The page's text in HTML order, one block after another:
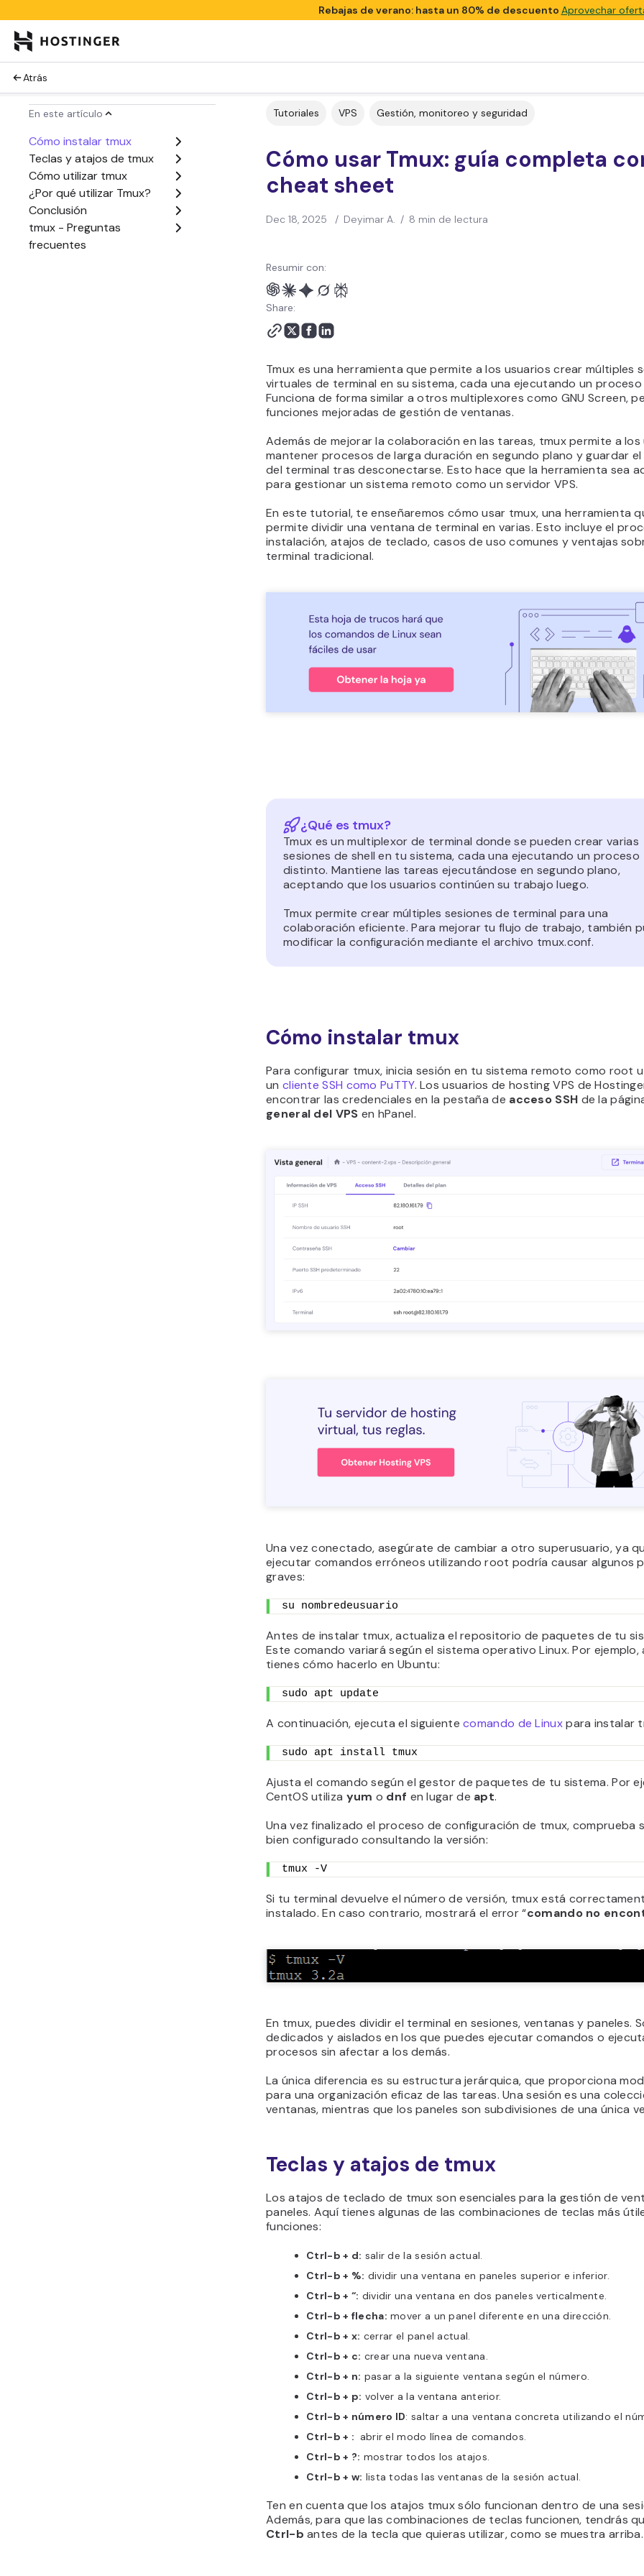
Rebajas de verano: hasta un 80% de descuento Aprovechar
Atrás
En este artículo
Cómo instalar tmux
Teclas y atajos de tmux
Cómo utilizar tmux
¿Por qué utilizar Tmux?
Conclusión
tmux - Preguntas
frecuentes
Tutoriales VPS Gestión, monitoreo y seguridad
Cómo usar Tmux: guía completa
cheat sheet
Dec 18, 2025 / Deyimar A. / 8 min de lectura
Resumir con:
Share:
Tmux es una herramienta que permite a los usuarios crear múltiples
virtuales de terminal en su sistema, cada una ejecutando un proceso
Funciona de forma similar a otros multiplexores como GNU Screen,
funciones mejoradas de gestión de ventanas.
Además de mejorar la colaboración en las tareas, tmux permite a los
mantener procesos de larga duración en segundo plano y guardar
del terminal tras desconectarse. Esto hace que la herramienta sea
para gestionar un sistema remoto como un servidor VPS.
En este tutorial, te enseñaremos cómo usar tmux, una herramienta
permite dividir una ventana de terminal en varias. Esto incluye el
instalación, atajos de teclado, casos de uso comunes y ventajas
terminal tradicional.
¿Qué es tmux?
Tmux es un multiplexor de terminal donde se pueden crear varias
sesiones de shell en tu sistema, cada una ejecutando un proceso
distinto. Mantiene las tareas ejecutándose en segundo plano,
aceptando que los usuarios continúen su trabajo luego.
Tmux permite crear múltiples sesiones de terminal para una
colaboración eficiente. Para mejorar tu flujo de trabajo, también
modificar la configuración mediante el archivo tmux.conf.
Cómo instalar tmux
Para configurar tmux, inicia sesión en tu sistema remoto como root
un cliente SSH como PuTTY. Los usuarios de hosting VPS de
encontrar las credenciales en la pestaña de acceso SSH de la
general del VPS en hPanel.
Una vez conectado, asegúrate de cambiar a otro superusuario, ya
ejecutar comandos erróneos utilizando root podría causar algunos
graves:
su nombredeusuario
Antes de instalar tmux, actualiza el repositorio de paquetes de tu
Este comando variará según el sistema operativo Linux. Por ejemplo,
tienes cómo hacerlo en Ubuntu:
sudo apt update
A continuación, ejecuta el siguientecomando de Linuxpara instalar
sudo apt install tmux
Ajusta el comando según el gestor de paquetes de tu sistema. Por
CentOS utiliza yum o dnf en lugar de apt.
Una vez finalizado el proceso de configuración de tmux, comprueba
bien configurado consultando la versión:
tmux -V
Si tu terminal devuelve el número de versión, tmux está
instalado. En caso contrario, mostrará el error “comando no
En tmux, puedes dividir el terminal en sesiones, ventanas y paneles.
dedicados y aislados en los que puedes ejecutar comandos o
procesos sin afectar a los demás.
La única diferencia es su estructura jerárquica, que proporciona
para una organización eficaz de las tareas. Una sesión es una
ventanas, mientras que los paneles son subdivisiones de una única
Teclas y atajos de tmux
Los atajos de teclado de tmux son esenciales para la gestión de
paneles. Aquí tienes algunas de las combinaciones de teclas más
funciones:
Ctrl-b + d: salir de la sesión actual.
Ctrl-b + %: dividir una ventana en paneles superior e inferior.
Ctrl-b + “: dividir una ventana en dos paneles verticalmente.
Ctrl-b + flecha: mover a un panel diferente en una dirección.
Ctrl-b + x: cerrar el panel actual.
Ctrl-b + c: crear una nueva ventana.
Ctrl-b + n: pasar a la siguiente ventana según el número.
Ctrl-b + p: volver a la ventana anterior.
Ctrl-b + número ID: saltar a una ventana concreta utilizando el
Ctrl-b + : abrir el modo línea de comandos.
Ctrl-b + ?: mostrar todos los atajos.
Ctrl-b + w: lista todas las ventanas de la sesión actual.
Ten en cuenta que los atajos tmux sólo funcionan dentro de una
Además, para que las combinaciones de teclas funcionen, tendrás
Ctrl-bantes de la tecla que quieras utilizar, como se muestra arriba.